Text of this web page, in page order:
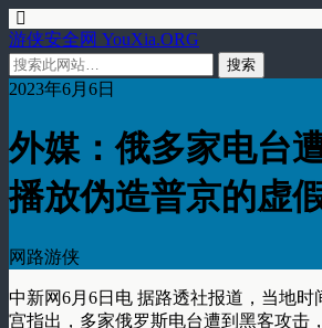
游侠安全网 YouXia.ORG
2023年6月6日
外媒：俄多家电台
播放伪造普京的虚
网路游侠
中新网6月6日电 据路透社报道，当地时
宫指出，多家俄罗斯电台遭到黑客攻击